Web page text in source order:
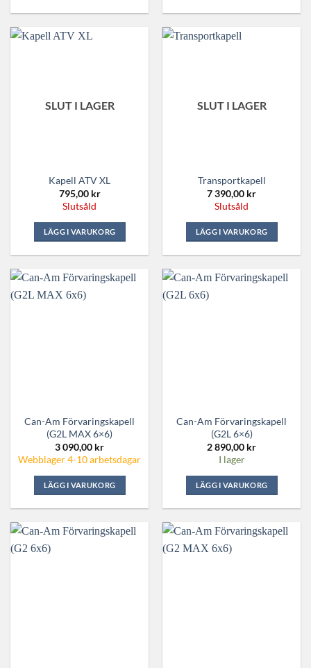
SLUT I LAGER
Kapell ATV XL
795,00 kr
Slutsåld
LÄGG I VARUKORG
SLUT I LAGER
Transportkapell
7 390,00 kr
Slutsåld
LÄGG I VARUKORG
Can-Am Förvaringskapell
(G2L MAX 6×6)
3 090,00 kr
Webblager 4-10 arbetsdagar
LÄGG I VARUKORG
Can-Am Förvaringskapell
(G2L 6×6)
2 890,00 kr
I lager
LÄGG I VARUKORG